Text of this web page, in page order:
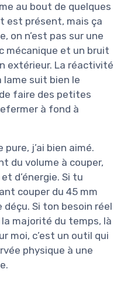
au bout de quelques
est présent, mais ça
on n’est pas sur une
mécanique et un bruit
extérieur. La réactivité
suit bien le
faire des petites
à fond à
j’ai bien aimé.
du volume à couper,
d’énergie. Si tu
couper du 45 mm
Si ton besoin réel
majorité du temps, là
moi, c’est un outil qui
physique à une